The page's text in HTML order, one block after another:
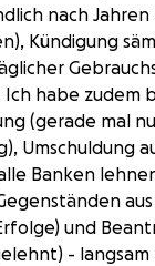
nach
Kündigung
Ich habe zudem
(gerade mal
Umschuldung
Banken
und
-